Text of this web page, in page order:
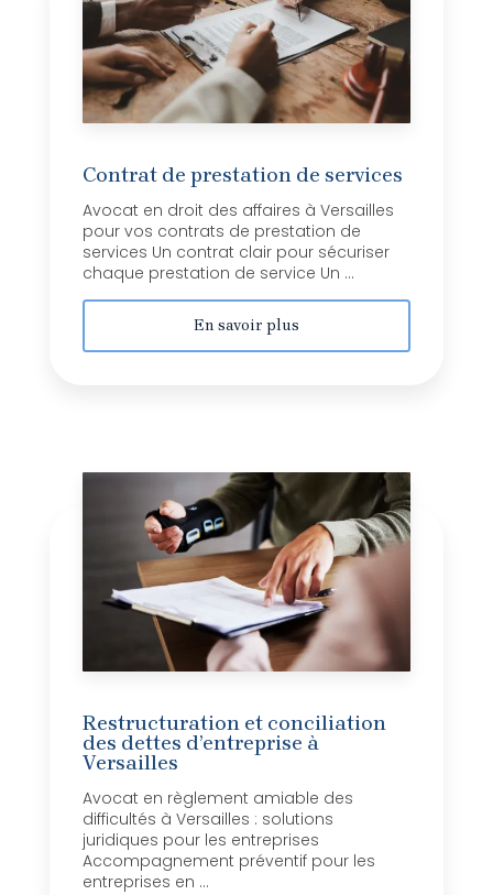
Contrat de prestation de services
Avocat en droit des affaires à Versailles
pour vos contrats de prestation de
services Un contrat clair pour sécuriser
chaque prestation de service Un ...
En savoir plus
Restructuration et conciliation
des dettes d’entreprise à
Versailles
Avocat en règlement amiable des
difficultés à Versailles : solutions
juridiques pour les entreprises
Accompagnement préventif pour les
entreprises en ...